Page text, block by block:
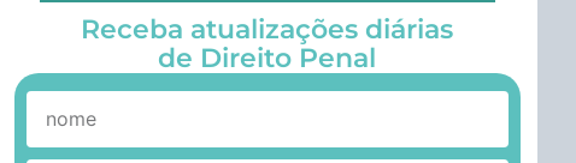
Receba atualizações diárias
de Direito Penal